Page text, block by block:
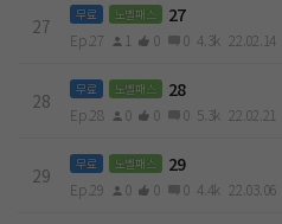
27
무료 노벨패스 27
Ep.27 1 0 0 4.3k 22.02.14
28
무료 노벨패스 28
Ep.28 0 0 0 5.3k 22.02.21
29
무료 노벨패스 29
Ep.29 0 0 0 4.4k 22.03.06